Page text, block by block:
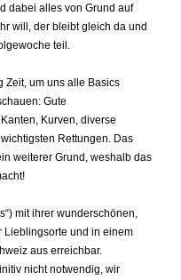
dabei alles von Grund auf
will, der bleibt gleich da und
teil.
Zeit, um uns alle Basics
Gute
Kurven, diverse
Rettungen. Das
weiterer Grund, weshalb das
mit ihrer wunderschönen,
Lieblingsorte und in einem
aus erreichbar.
nicht notwendig, wir